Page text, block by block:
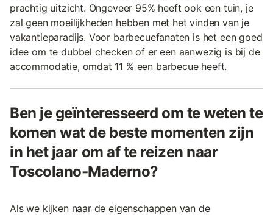
prachtig uitzicht. Ongeveer 95% heeft ook een tuin, je
zal geen moeilijkheden hebben met het vinden van je
vakantieparadijs. Voor barbecuefanaten is het een goed
idee om te dubbel checken of er een aanwezig is bij de
accommodatie, omdat 11 % een barbecue heeft.
Ben je geïnteresseerd om te weten te
komen wat de beste momenten zijn
in het jaar om af te reizen naar
Toscolano-Maderno?
Als we kijken naar de eigenschappen van de